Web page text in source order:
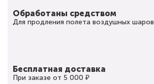
Обработаны средством
Для продления полета воздушных шаров
Бесплатная доставка
При заказе от 5 000 ₽